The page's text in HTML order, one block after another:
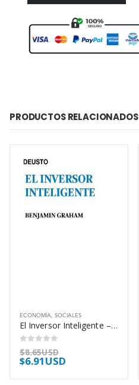
PRODUCTOS RELACIONADOS
ECONOMÍA, SOCIALES
El Inversor Inteligente – Graham Benjamin
0out of 5
$8.65USD
$6.91USD